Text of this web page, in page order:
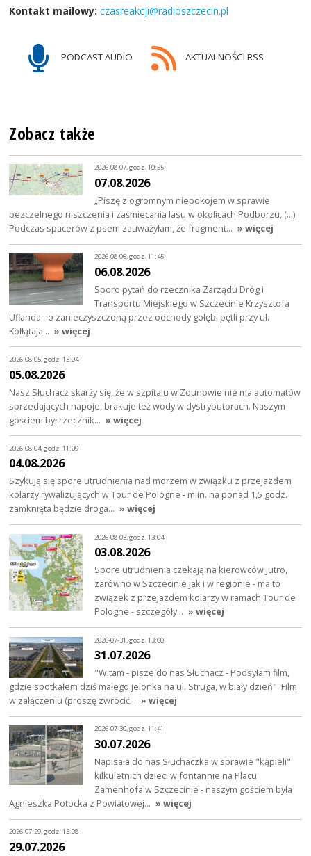
Kontakt mailowy: czasreakcji@radioszczecin.pl
PODCAST AUDIO AKTUALNOŚCI RSS
Zobacz także
2026-08-07, godz. 10:55
07.08.2026
„Piszę z ogromnym niepokojem w sprawie
bezczelnego niszczenia i zaśmiecania lasu w okolicach Podborzu, (…).
Podczas spacerów z psem zauważyłam, że fragment… » więcej
2026-08-06, godz. 11:45
06.08.2026
Sporo pytań do rzecznika Zarządu Dróg i
Transportu Miejskiego w Szczecinie Krzysztofa
Uflanda - o zanieczyszczoną przez odchody gołębi pętli przy ul.
Kołłątaja… » więcej
2026-08-05, godz. 13:04
05.08.2026
Nasz Słuchacz skarży się, że w szpitalu w Zdunowie nie ma automatów
sprzedających napoje, brakuje też wody w dystrybutorach. Naszym
gościem był rzecznik… » więcej
2026-08-04, godz. 11:09
04.08.2026
Szykują się spore utrudnienia nad morzem w związku z przejazdem
kolarzy rywalizujących w Tour de Pologne - m.in. na ponad 1,5 godz.
zamknięta będzie droga… » więcej
2026-08-03, godz. 13:04
03.08.2026
Spore utrudnienia czekają na kierowców jutro,
zarówno w Szczecinie jak i w regionie - ma to
związek z przejazdem kolarzy w ramach Tour de
Pologne - szczegóły… » więcej
2026-07-31, godz. 13:00
31.07.2026
"Witam - pisze do nas Słuchacz - Podsyłam film,
gdzie spotkałem dziś małego jelonka na ul. Struga, w biały dzień". Film
w załączeniu (proszę zwrócić… » więcej
2026-07-30, godz. 11:41
30.07.2026
Napisała do nas Słuchaczka w sprawie "kąpieli"
kilkuletnich dzieci w fontannie na Placu
Zamenhofa w Szczecinie - naszym gościem była
Agnieszka Potocka z Powiatowej… » więcej
2026-07-29, godz. 13:08
29.07.2026